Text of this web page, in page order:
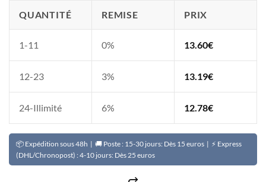
QUANTITÉ REMISE PRIX
1-11 0% 13.60€
12-23 3% 13.19€
24-Illimité 6% 12.78€
📦 Expédition sous 48h | 🚚 Poste : 15-30 jours: Dès 15 euros | ⚡ Express
(DHL/Chronopost) : 4-10 jours: Dès 25 euros